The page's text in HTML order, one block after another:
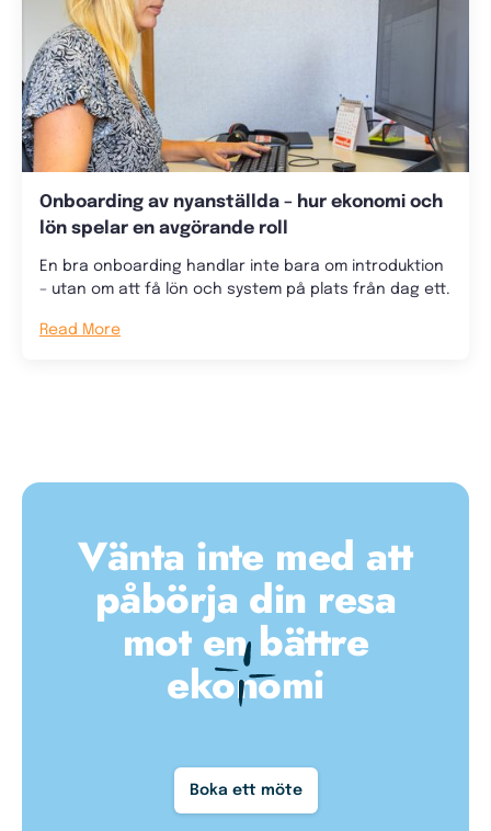
Onboarding av nyanställda – hur ekonomi och
lön spelar en avgörande roll
En bra onboarding handlar inte bara om introduktion
– utan om att få lön och system på plats från dag ett.
Read More
Vänta inte med att
påbörja din resa
mot en bättre
ekonomi
Boka ett möte